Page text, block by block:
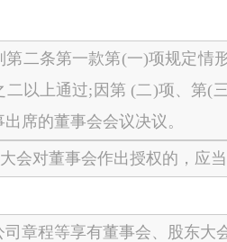
第二条第一款第(一)项规定情
二以上通过;因第 (二)项、第(
席的董事会会议决议。
对董事会作出授权的，应
章程等享有董事会、股东